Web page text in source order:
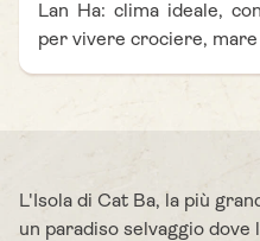
Lan Ha: clima ideale,
per vivere crociere,
L'Isola di Cat Ba, la più
un paradiso selvaggio